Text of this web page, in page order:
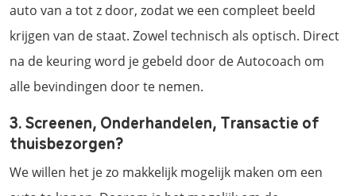
auto van a tot z door, zodat we een compleet beeld
krijgen van de staat. Zowel technisch als optisch. Direct
na de keuring word je gebeld door de Autocoach om
alle bevindingen door te nemen.
3. Screenen, Onderhandelen, Transactie of
thuisbezorgen?
We willen het je zo makkelijk mogelijk maken om een